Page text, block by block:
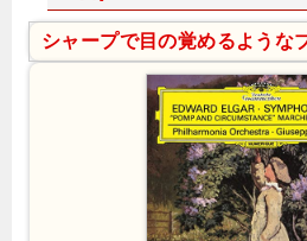
シャープで目の覚めるような